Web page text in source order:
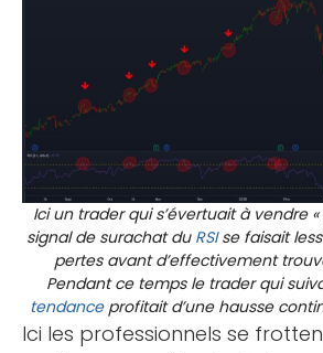
Ici un trader qui s’évertuait à vendre
signal de surachat du RSIse faisait
pertes avant d’effectivement
Pendant ce temps le trader qui
tendanceprofitait d’une hausse
Ici les professionnels se